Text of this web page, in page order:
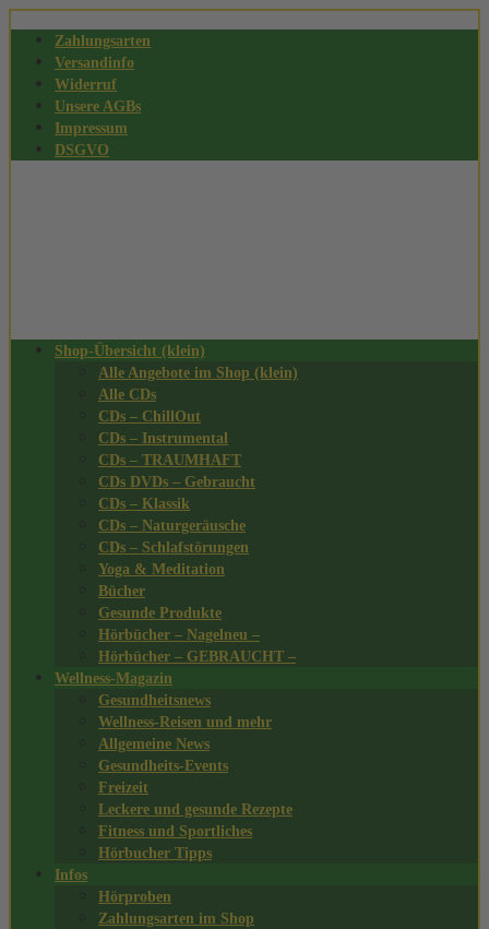
Zahlungsarten
Versandinfo
Widerruf
Unsere AGBs
Impressum
DSGVO
Shop-Übersicht (klein)
Alle Angebote im Shop (klein)
Alle CDs
CDs – ChillOut
CDs – Instrumental
CDs – TRAUMHAFT
CDs DVDs – Gebraucht
CDs – Klassik
CDs – Naturgeräusche
CDs – Schlafstörungen
Yoga & Meditation
Bücher
Gesunde Produkte
Hörbücher – Nagelneu –
Hörbücher – GEBRAUCHT –
Wellness-Magazin
Gesundheitsnews
Wellness-Reisen und mehr
Allgemeine News
Gesundheits-Events
Freizeit
Leckere und gesunde Rezepte
Fitness und Sportliches
Hörbucher Tipps
Infos
Hörproben
Zahlungsarten im Shop